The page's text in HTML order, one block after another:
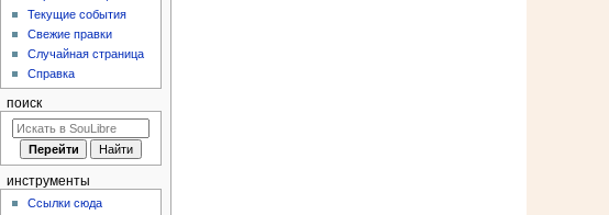
Текущие события
Свежие правки
Случайная страница
Справка
поиск
инструменты
Ссылки сюда